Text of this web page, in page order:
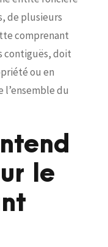
de plusieurs
comprenant
contiguës, doit
ou en
l’ensemble du
le